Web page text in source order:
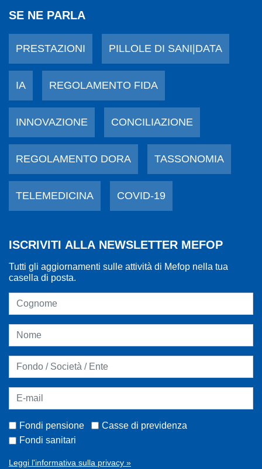
SE NE PARLA
PRESTAZIONI PILLOLE DI SANI|DATA
IA REGOLAMENTO FIDA
INNOVAZIONE CONCILIAZIONE
REGOLAMENTO DORA TASSONOMIA
TELEMEDICINA COVID-19
ISCRIVITI ALLA NEWSLETTER MEFOP
Tutti gli aggiornamenti sulle attività di Mefop nella tua
casella di posta.
Fondi pensione
Casse di previdenza
Fondi sanitari
Leggi l'informativa sulla privacy »